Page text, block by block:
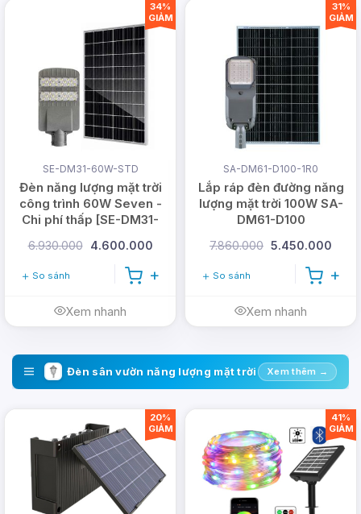
SE-DM31-60W-STD
Đèn năng lượng mặt trời
công trình 60W Seven -
Chi phí thấp [SE-DM31-
6.930.000 4.600.000
So sánh
Xem nhanh
34%
GIẢM
SA-DM61-D100-1R0
Lắp ráp đèn đường năng
lượng mặt trời 100W SA-
DM61-D100
7.860.000 5.450.000
So sánh
Xem nhanh
31%
GIẢM
Đèn sân vườn năng lượng mặt trời Xem thêm →
20%
GIẢM
41%
GIẢM